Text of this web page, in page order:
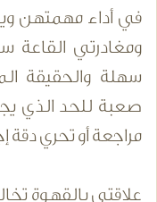
في أداء مهمتهن
ومغادرتي القاعة
سهلة والحقيقة
صعبة للحد الذي
مراجعة أو تحري دقة
علاقتي بالقهوة